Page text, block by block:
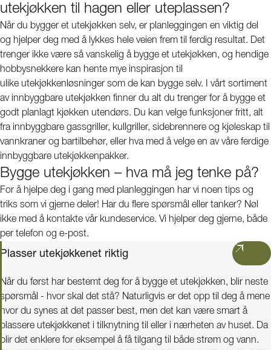
utekjøkken til hagen eller uteplassen?
Når du bygger et utekjøkken selv, er planleggingen en viktig del
og hjelper deg med å lykkes hele veien frem til ferdig resultat. Det
trenger ikke være så vanskelig å bygge et utekjøkken, og hendige
hobbysnekkere kan hente mye inspirasjon til
ulike utekjøkkenløsninger som de kan bygge selv. I vårt sortiment
av innbyggbare utekjøkken finner du alt du trenger for å bygge et
godt planlagt kjøkken utendørs. Du kan velge funksjoner fritt, alt
fra innbyggbare gassgriller, kullgriller, sidebrennere og kjøleskap til
vannkraner og bartilbehør, eller hva med å velge en av våre ferdige
innbyggbare utekjøkkenpakker.
Bygge utekjøkken – hva må jeg tenke på?
For å hjelpe deg i gang med planleggingen har vi noen tips og
triks som vi gjerne deler! Har du flere spørsmål eller tanker? Nøl
ikke med å kontakte vår kundeservice. Vi hjelper deg gjerne, både
per telefon og e-post.
Plasser utekjøkkenet riktig
Når du først har bestemt deg for å bygge et utekjøkken, blir neste
spørsmål - hvor skal det stå? Naturligvis er det opp til deg å mene
hvor du synes at det passer best, men det kan være smart å
plassere utekjøkkenet i tilknytning til eller i nærheten av huset. Da
blir det enklere for eksempel å få tilgang til både strøm og vann.